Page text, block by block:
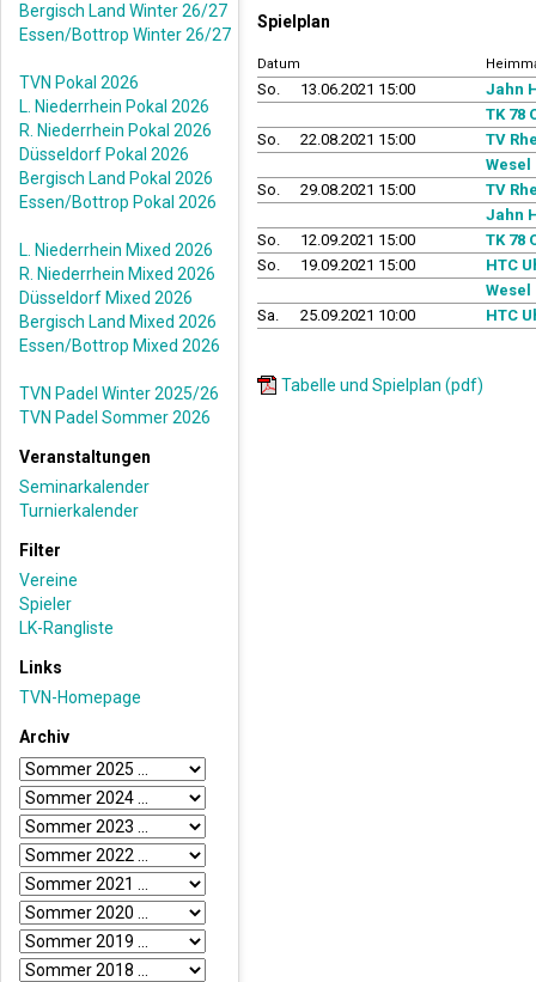
Bergisch Land Winter 26/27
Essen/Bottrop Winter 26/27
TVN Pokal 2026
L. Niederrhein Pokal 2026
R. Niederrhein Pokal 2026
Düsseldorf Pokal 2026
Bergisch Land Pokal 2026
Essen/Bottrop Pokal 2026
L. Niederrhein Mixed 2026
R. Niederrhein Mixed 2026
Düsseldorf Mixed 2026
Bergisch Land Mixed 2026
Essen/Bottrop Mixed 2026
TVN Padel Winter 2025/26
TVN Padel Sommer 2026
Veranstaltungen
Seminarkalender
Turnierkalender
Filter
Vereine
Spieler
LK-Rangliste
Links
TVN-Homepage
Archiv
Spielplan
Datum
So. 13.06.2021 15:00
Jahn
TK 78
So.
22.08.2021 15:00
TV
Wesel
So.
29.08.2021 15:00
TV
Jahn
So.
12.09.2021 15:00
TK 78
So.
19.09.2021 15:00
HTC
Wesel
Sa.
25.09.2021 10:00 HTC
Tabelle und Spielplan (pdf)